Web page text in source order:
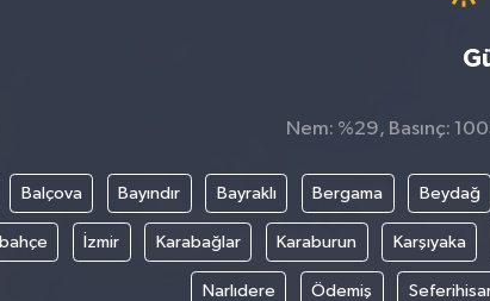
Nem: %29, Basınç:
Balçova Bayındır Bayraklı Bergama Beydağ
İzmir Karabağlar Karaburun Karşıyaka
Narlıdere Ödemiş